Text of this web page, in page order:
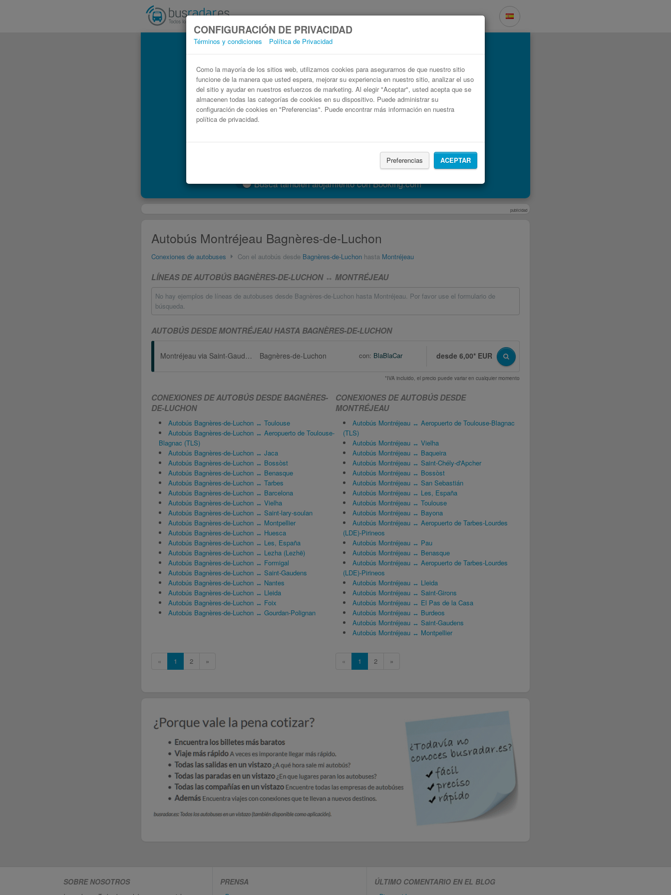
CONFIGURACIÓN DE PRIVACIDAD
Términos y condiciones Política de Privacidad
Como la mayoría de los sitios web, utilizamos cookies para asegurarnos de que nuestro sitio
funcione de la manera que usted espera, mejorar su experiencia en nuestro sitio, analizar el uso
del sitio y ayudar en nuestros esfuerzos de marketing. Al elegir "Aceptar", usted acepta que se
almacenen todas las categorías de cookies en su dispositivo. Puede administrar su
configuración de cookies en "Preferencias". Puede encontrar más información en nuestra
política de privacidad.
Preferencias ACEPTAR
Busca también alojamiento con Booking.com
publicidad
Autobús Montréjeau Bagnères-de-Luchon
Conexiones de autobuses Con el autobús desde Bagnères-de-Luchon hasta Montréjeau
LÍNEAS DE AUTOBÚS BAGNÈRES-DE-LUCHON ↔ MONTRÉJEAU
No hay ejemplos de líneas de autobuses desde Bagnères-de-Luchon hasta Montréjeau. Por favor use el formulario de
búsqueda.
AUTOBÚS DESDE MONTRÉJEAU HASTA BAGNÈRES-DE-LUCHON
Montréjeau via Saint-Gaudens Bagnères-de-Luchon con: BlaBlaCar desde 6,00* EUR
*IVA incluido, el precio puede variar en cualquier momento
CONEXIONES DE AUTOBÚS DESDE BAGNÈRES-
DE-LUCHON
Autobús Bagnères-de-Luchon ↔ Toulouse
Autobús Bagnères-de-Luchon ↔ Aeropuerto de Toulouse-
Blagnac (TLS)
Autobús Bagnères-de-Luchon ↔ Jaca
Autobús Bagnères-de-Luchon ↔ Bossòst
Autobús Bagnères-de-Luchon ↔ Benasque
Autobús Bagnères-de-Luchon ↔ Tarbes
Autobús Bagnères-de-Luchon ↔ Barcelona
Autobús Bagnères-de-Luchon ↔ Vielha
Autobús Bagnères-de-Luchon ↔ Saint-lary-soulan
Autobús Bagnères-de-Luchon ↔ Montpellier
Autobús Bagnères-de-Luchon ↔ Huesca
Autobús Bagnères-de-Luchon ↔ Les, España
Autobús Bagnères-de-Luchon ↔ Lezha (Lezhë)
Autobús Bagnères-de-Luchon ↔ Formigal
Autobús Bagnères-de-Luchon ↔ Saint-Gaudens
Autobús Bagnères-de-Luchon ↔ Nantes
Autobús Bagnères-de-Luchon ↔ Lleida
Autobús Bagnères-de-Luchon ↔ Foix
Autobús Bagnères-de-Luchon ↔ Gourdan-Polignan
« 1 2 »
CONEXIONES DE AUTOBÚS DESDE
MONTRÉJEAU
Autobús Montréjeau ↔ Aeropuerto de Toulouse-Blagnac
(TLS)
Autobús Montréjeau ↔ Vielha
Autobús Montréjeau ↔ Baqueira
Autobús Montréjeau ↔ Saint-Chély-d'Apcher
Autobús Montréjeau ↔ Bossòst
Autobús Montréjeau ↔ San Sebastián
Autobús Montréjeau ↔ Les, España
Autobús Montréjeau ↔ Toulouse
Autobús Montréjeau ↔ Bayona
Autobús Montréjeau ↔ Aeropuerto de Tarbes-Lourdes
(LDE)-Pirineos
Autobús Montréjeau ↔ Pau
Autobús Montréjeau ↔ Benasque
Autobús Montréjeau ↔ Aeropuerto de Tarbes-Lourdes
(LDE)-Pirineos
Autobús Montréjeau ↔ Lleida
Autobús Montréjeau ↔ Saint-Girons
Autobús Montréjeau ↔ El Pas de la Casa
Autobús Montréjeau ↔ Burdeos
Autobús Montréjeau ↔ Saint-Gaudens
Autobús Montréjeau ↔ Montpellier
« 1 2 »
SOBRE NOSOTROS PRENSA ÚLTIMO COMENTARIO EN EL BLOG